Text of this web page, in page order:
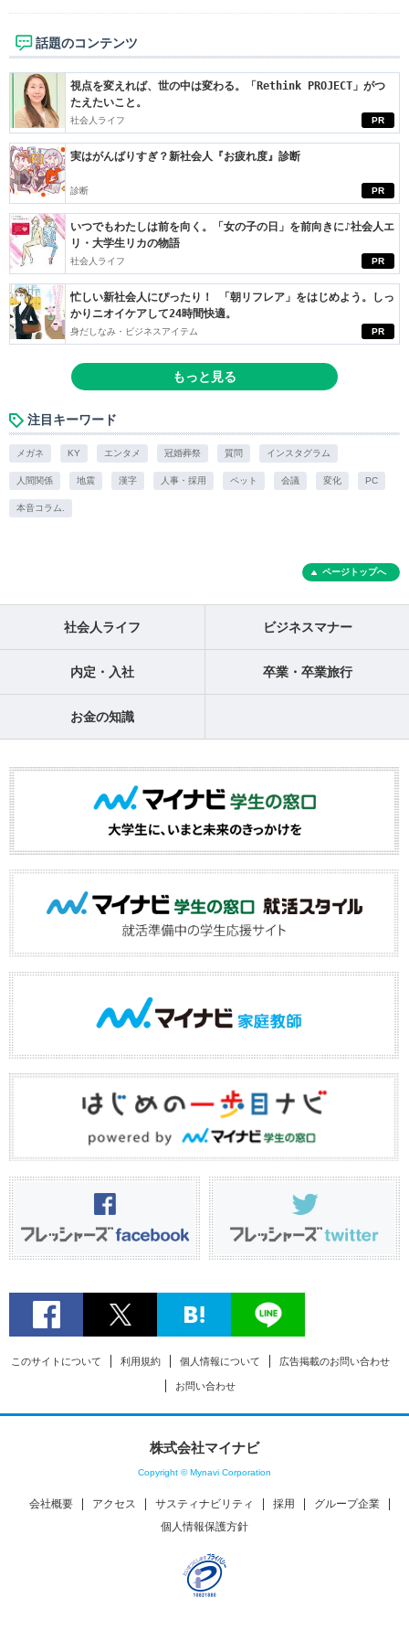
話題のコンテンツ
PR
視点を変えれば、世の中は変わる。「Rethink PROJECT」がつ
たえたいこと。
社会人ライフ
PR
実はがんばりすぎ？新社会人『お疲れ度』診断
診断
PR
いつでもわたしは前を向く。「女の子の日」を前向きに♪社会人エ
リ・大学生リカの物語
社会人ライフ
PR
忙しい新社会人にぴったり！ 「朝リフレア」をはじめよう。しっ
かりニオイケアして24時間快適。
身だしなみ・ビジネスアイテム
もっと見る
注目キーワード
メガネ KY エンタメ 冠婚葬祭 質問 インスタグラム
人間関係 地震 漢字 人事・採用 ペット 会議 変化 PC
本音コラム.
ページトップへ
社会人ライフ ビジネスマナー
内定・入社 卒業・卒業旅行
お金の知識
このサイトについて 利用規約 個人情報について 広告掲載のお問い合わせ
お問い合わせ
株式会社マイナビ
Copyright © Mynavi Corporation
会社概要 アクセス サスティナビリティ 採用
グループ企業
個人情報保護方針